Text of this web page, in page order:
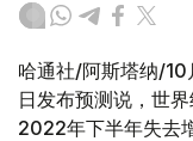
哈通社/阿斯塔纳/
日发布预测说，世
2022年下半年失去